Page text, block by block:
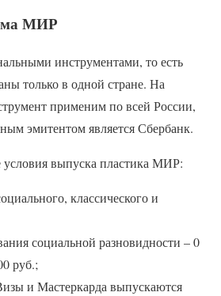
МИР
инструментами, то есть
только в одной стране. На
применим по всей России,
эмитентом является Сбербанк.
выпуска пластика МИР:
классического и
социальной разновидности – 0
руб.;
и Мастеркарда выпускаются